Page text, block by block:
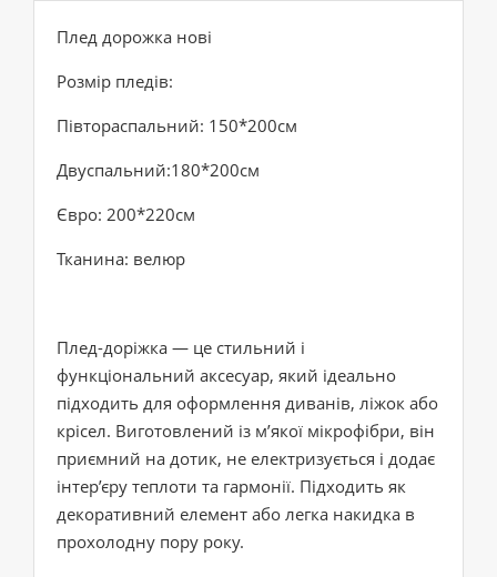
Плед дорожка нові
Розмір пледів:
Півтораспальний: 150*200см
Двуспальний:180*200см
Євро: 200*220см
Тканина: велюр
Плед-доріжка — це стильний і
функціональний аксесуар, який ідеально
підходить для оформлення диванів, ліжок або
крісел. Виготовлений із м’якої мікрофібри, він
приємний на дотик, не електризується і додає
інтер’єру теплоти та гармонії. Підходить як
декоративний елемент або легка накидка в
прохолодну пору року.